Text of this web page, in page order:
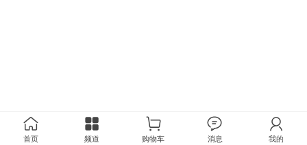
首页 频道 购物车 消息 我的